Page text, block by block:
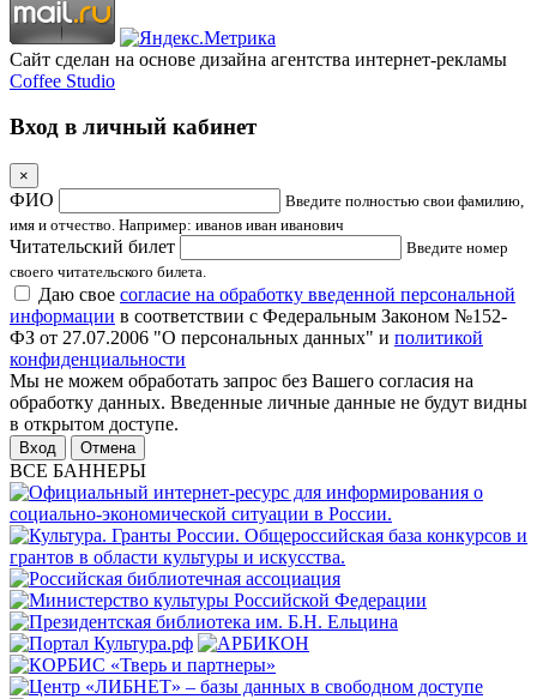
Сайт сделан на основе дизайна агентства интернет-рекламы
Coffee Studio
Вход в личный кабинет
×
ФИО
Введите полностью свои фамилию,
имя и отчество. Например: иванов иван иванович
Читательский билет
Введите номер
своего читательского билета.
Даю свое согласие на обработку введенной персональной
информации в соответствии с Федеральным Законом №152-
ФЗ от 27.07.2006 "О персональных данных" и политикой
конфиденциальности
Мы не можем обработать запрос без Вашего согласия на
обработку данных. Введенные личные данные не будут видны
в открытом доступе.
Отмена
ВСЕ БАННЕРЫ